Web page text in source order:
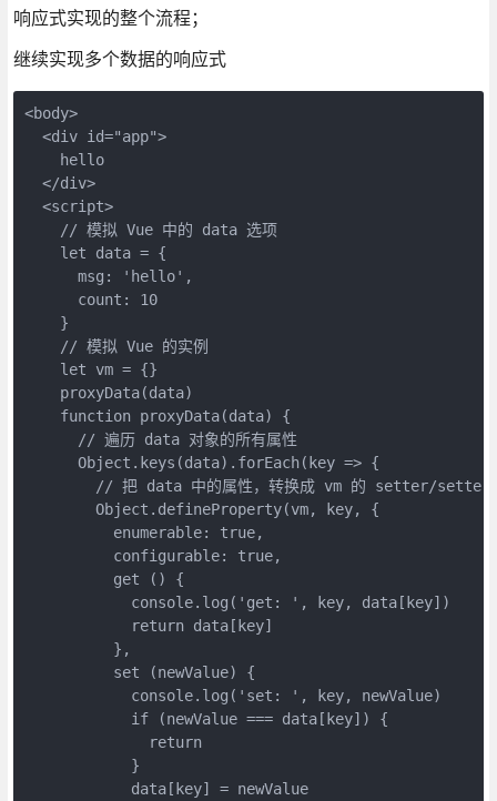
响应式实现的整个流程；
继续实现多个数据的响应式
<body>
  <div id="app">
    hello
  </div>
  <script>
    // 模拟 Vue 中的 data 选项
    let data = {
      msg: 'hello',
      count: 10
    }
    // 模拟 Vue 的实例
    let vm = {}
    proxyData(data)
    function proxyData(data) {
      // 遍历 data 对象的所有属性
      Object.keys(data).forEach(key => {
        // 把 data 中的属性，转换成 vm 的 setter/setter
        Object.defineProperty(vm, key, {
          enumerable: true,
          configurable: true,
          get () {
            console.log('get: ', key, data[key])
            return data[key]
          },
          set (newValue) {
            console.log('set: ', key, newValue)
            if (newValue === data[key]) {
              return
            }
            data[key] = newValue